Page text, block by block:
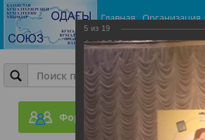
Главная Организация
Форум
5 из 19